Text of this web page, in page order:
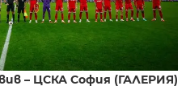
– ЦСКА София (ГАЛЕРИЯ)